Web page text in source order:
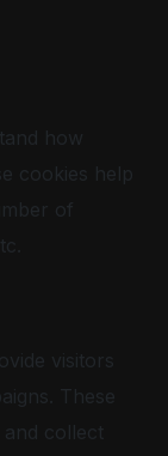
how
cookies help
of
visitors
These
collect